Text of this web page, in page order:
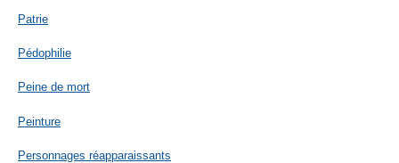
Patrie
Pédophilie
Peine de mort
Peinture
Personnages réapparaissants